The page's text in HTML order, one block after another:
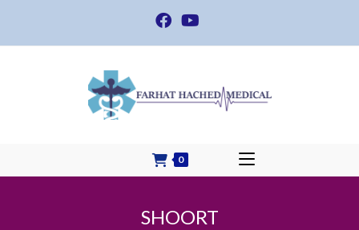
content
0
SHOORT